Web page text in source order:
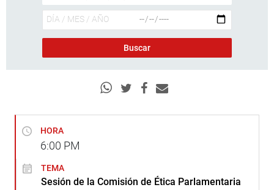
HORA
6:00 PM
TEMA
Sesión de la Comisión de Ética Parlamentaria